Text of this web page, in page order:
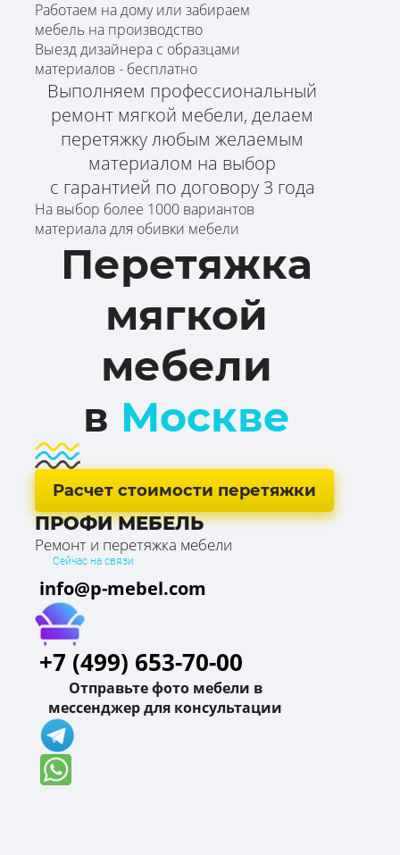
Работаем на дому или забираем
мебель на производство
Выезд дизайнера с образцами
материалов - бесплатно
Выполняем профессиональный
ремонт мягкой мебели, делаем
перетяжку любым желаемым
материалом на выбор
с гарантией по договору 3 года
На выбор более 1000 вариантов
материала для обивки мебели
Перетяжка
мягкой
мебели
в Москве
Расчет стоимости перетяжки
ПРОФИ МЕБЕЛЬ
Ремонт и перетяжка мебели
Сейчас на связи
info@p-mebel.com
+7 (499) 653-70-00
Отправьте фото мебели в
мессенджер для консультации